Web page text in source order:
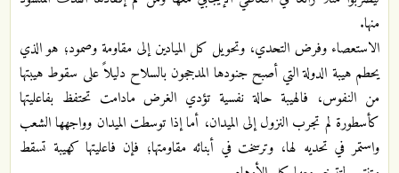
منها.
الاستعصاء وفرض التحدي، وتحويل كل الميادين إلى مقاومة وصمود؛ هو الذي
يحطم هيبة الدولة التي أصبح جنودها المدججون بالسلاح دليلاً على سقوط هيبتها
من النفوس، فالهيبة حالة نفسية تؤدي الغرض مادامت تحتفظ بفاعليتها
كأسطورة لم تجرب النزول إلى الميدان، أما إذا توسطت الميدان وواجهها الشعب
واستمر في تحديه لها، وترسخت في أبنائه مقاومتها؛ فإن فاعليتها كهيبة تسقط